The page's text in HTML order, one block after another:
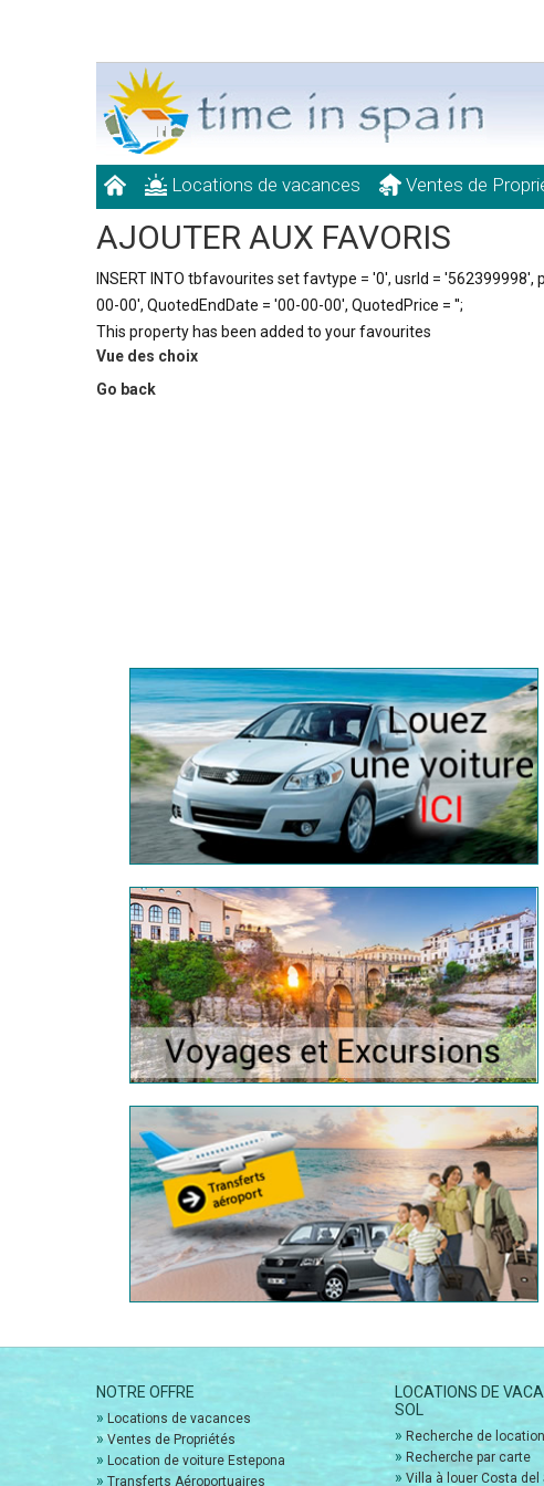
Locations de vacances Ventes de
AJOUTER AUX FAVORIS
INSERT INTO tbfavourites set favtype = '0', usrId =
00-00', QuotedEndDate = '00-00-00', QuotedPrice = '';
This property has been added to your favourites
Vue des choix
Go back
NOTRE OFFRE
» Locations de vacances
» Ventes de Propriétés
» Location de voiture Estepona
» Transferts Aéroportuaires
LOCATIONS DE
SOL
» Recherche de location
» Recherche par carte
» Villa à louer Costa del